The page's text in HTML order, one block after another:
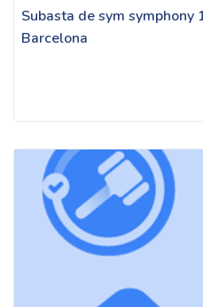
Subasta de sym
Barcelona